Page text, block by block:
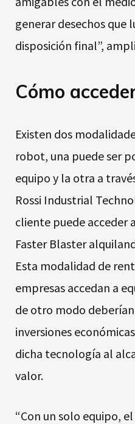
generar desechos que
disposición final”,
Cómo
Existen dos
robot, una puede ser
equipo y la otra a
Rossi Industrial
cliente puede acceder
Faster Blaster
Esta modalidad de
empresas accedan a
de otro modo
inversiones
dicha tecnología al
valor.
“Con un solo equipo,